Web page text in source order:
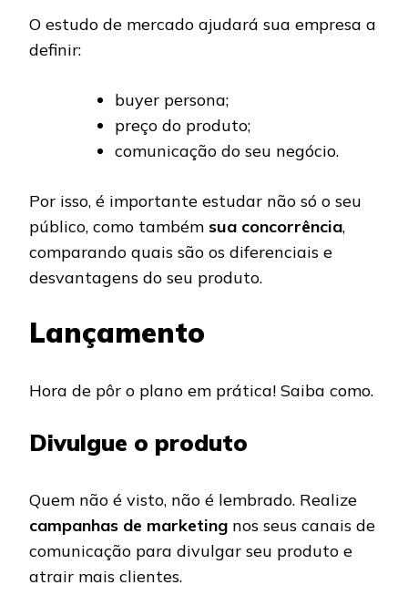
O estudo de mercado ajudará sua empresa a
definir:
buyer persona;
preço do produto;
comunicação do seu negócio.
Por isso, é importante estudar não só o seu
público, como também sua concorrência,
comparando quais são os diferenciais e
desvantagens do seu produto.
Lançamento
Hora de pôr o plano em prática! Saiba como.
Divulgue o produto
Quem não é visto, não é lembrado. Realize
campanhas de marketing nos seus canais de
comunicação para divulgar seu produto e
atrair mais clientes.